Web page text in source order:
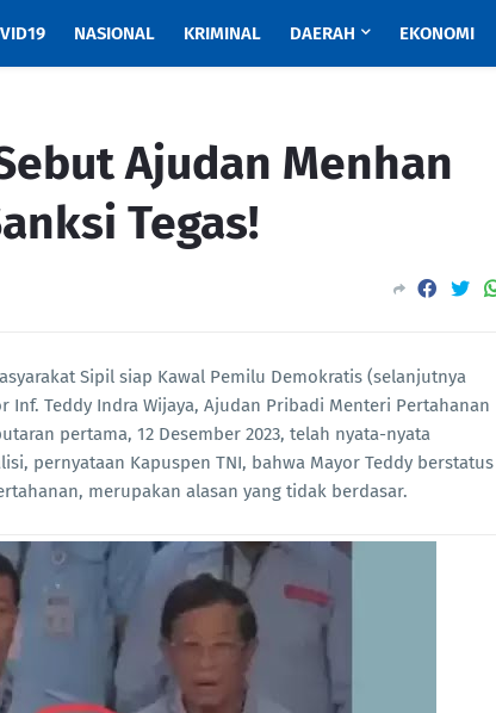
NASIONAL KRIMINAL DAERAH EKONOMI
Ajudan Menhan
Tegas!
Sipil siap Kawal Pemilu Demokratis (selanjutnya
Teddy Indra Wijaya, Ajudan Pribadi Menteri Pertahanan
pertama, 12 Desember 2023, telah nyata-nyata
pernyataan Kapuspen TNI, bahwa Mayor Teddy berstatus
merupakan alasan yang tidak berdasar.